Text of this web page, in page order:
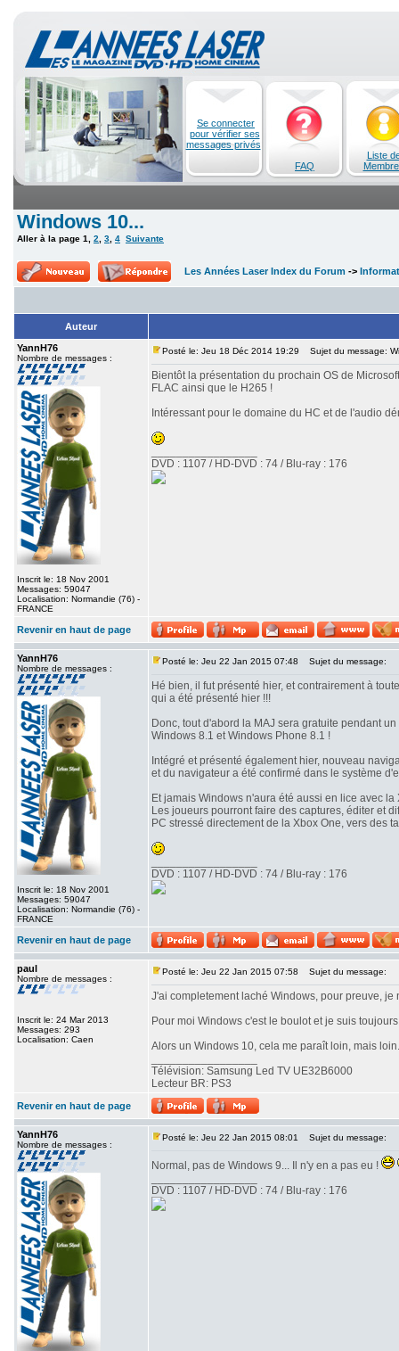
Se connecter
pour vérifier ses
messages privés
FAQ
Liste
Windows 10...
Aller à la page 1 2 3 4 Suivante
Les Années Laser Index du Forum ->
Auteur
YannH76
Nombre de messages :
Inscrit le: 18 Nov 2001
Messages: 59047
Localisation: Normandie (76) -
FRANCE
Posté le: Jeu 18 Déc 2014 19:29 Sujet du message:
Bientôt la présentation du prochain OS de
FLAC ainsi que le H265 !
Intéressant pour le domaine du HC et de l'audio
DVD : 1107 / HD-DVD : 74 / Blu-ray : 176
Revenir en haut de page
YannH76
Nombre de messages :
Inscrit le: 18 Nov 2001
Messages: 59047
Localisation: Normandie (76) -
FRANCE
Posté le: Jeu 22 Jan 2015 07:48 Sujet du message:
Hé bien, il fut présenté hier, et contrairement à
qui a été présenté hier !!!
Donc, tout d'abord la MAJ sera gratuite pendant
Windows 8.1 et Windows Phone 8.1 !
Intégré et présenté également hier, nouveau
et du navigateur a été confirmé dans le système
Et jamais Windows n'aura été aussi en lice avec la
Les joueurs pourront faire des captures, éditer et
PC stressé directement de la Xbox One, vers des
DVD : 1107 / HD-DVD : 74 / Blu-ray : 176
Revenir en haut de page
paul
Nombre de messages :
Inscrit le: 24 Mar 2013
Messages: 293
Localisation: Caen
Posté le: Jeu 22 Jan 2015 07:58 Sujet du message:
J'ai completement laché Windows, pour preuve,
Pour moi Windows c'est le boulot et je suis
Alors un Windows 10, cela me paraît loin, mais
Télévision: Samsung Led TV UE32B6000
Lecteur BR: PS3
Revenir en haut de page
YannH76
Nombre de messages :
Posté le: Jeu 22 Jan 2015 08:01 Sujet du message:
Normal, pas de Windows 9... Il n'y en a pas eu !
DVD : 1107 / HD-DVD : 74 / Blu-ray : 176